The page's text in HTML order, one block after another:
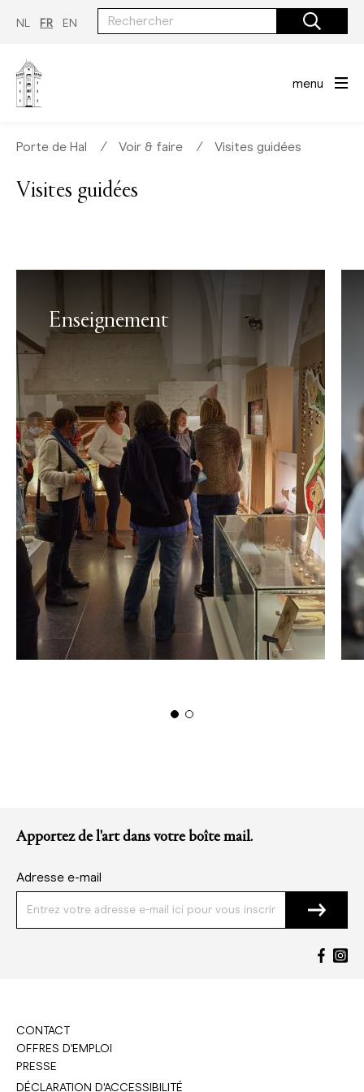
NL FR EN
menu
Porte de Hal ∕ Voir & faire ∕ Visites guidées
Visites guidées
Enseignement
Apportez de l'art dans votre boîte mail.
Adresse e-mail
CONTACT
OFFRES D'EMPLOI
PRESSE
DÉCLARATION D'ACCESSIBILITÉ